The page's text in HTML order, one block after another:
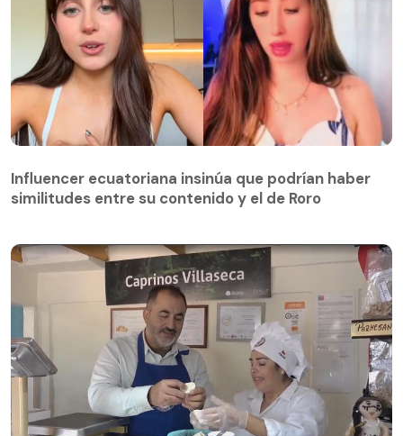
Influencer ecuatoriana insinúa que podrían haber
similitudes entre su contenido y el de Roro